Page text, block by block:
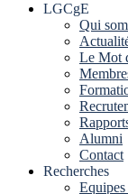
LGCgE
Qui
Le Mot
Alumni
Contact
Recherches
Equipes